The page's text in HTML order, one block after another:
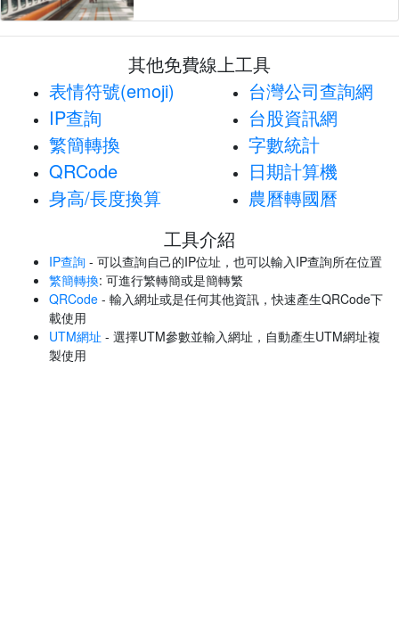
其他免費線上工具
表情符號(emoji)
IP查詢
繁簡轉換
QRCode
身高/長度換算
台灣公司查詢網
台股資訊網
字數統計
日期計算機
農曆轉國曆
工具介紹
IP查詢 - 可以查詢自己的IP位址，也可以輸入IP查詢所在位置
繁簡轉換: 可進行繁轉簡或是簡轉繁
QRCode - 輸入網址或是任何其他資訊，快速產生QRCode下
載使用
UTM網址 - 選擇UTM參數並輸入網址，自動產生UTM網址複
製使用